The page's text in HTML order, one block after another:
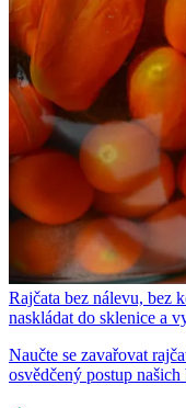
Rajčata bez nálevu, bez
naskládat do sklenice a
Naučte se zavařovat
osvědčený postup